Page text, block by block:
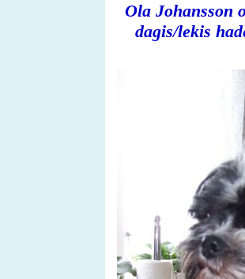
Ola Johansson
dagis/lekis